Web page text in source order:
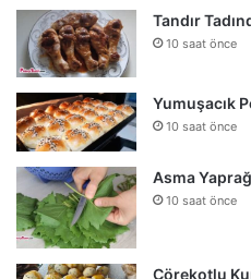
Tandır
10 saat önce
Yumuşacık
10 saat önce
Asma
10 saat önce
Çörekotlu